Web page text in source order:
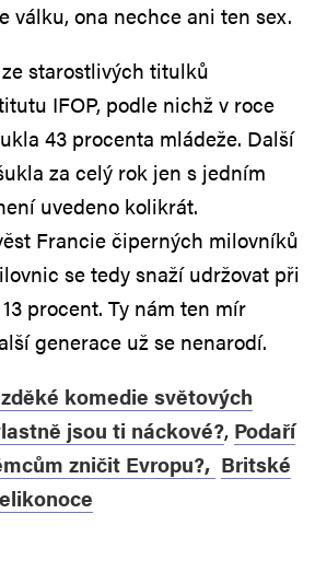
válku, ona nechce ani ten sex.
starostlivých titulků
IFOP, podle nichž v roce
43 procenta mládeže. Další
za celý rok jen s jedním
uvedeno kolikrát.
Francie čiperných milovníků
se tedy snaží udržovat při
procent. Ty nám ten mír
generace už se nenarodí.
komedie světových
jsou ti náckové?, Podaří
zničit Evropu?, Britské